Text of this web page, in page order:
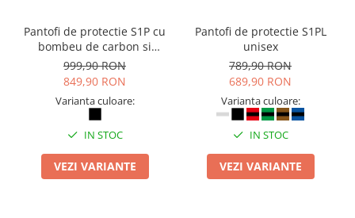
Pantaloni
Pantaloni cu pieptar
Impermeabile
Incaltaminte
Pantofi de protectie S1P cu
bombeu de carbon si
inchidere BOAÂ® Fit
999,90 RON
849,90 RON
Varianta culoare:
IN STOC
VEZI VARIANTE
Pantofi de protectie S1PL
unisex
789,90 RON
689,90 RON
Varianta culoare:
IN STOC
VEZI VARIANTE